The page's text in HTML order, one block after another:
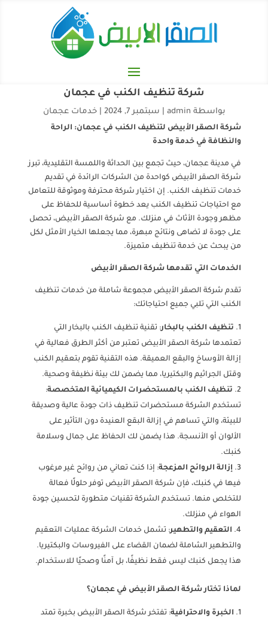
شركة تنظيف الكنب في عجمان
بواسطة admin سبتمبر 7, 2024 |خدمات عجمان
شركة الصقر الأبيض لتنظيف الكنب في عجمان: الراحة
والنظافة في خدمة واحدة
في مدينة عجمان، حيث تجمع بين الحداثة واللمسة التقليدية، تبرز
شركة الصقر الأبيض كواحدة من الشركات الرائدة في تقديم
خدمات تنظيف الكنب. إن اختيار شركة محترفة وموثوقة للتعامل
مع احتياجات تنظيف الكنب يعد خطوة أساسية للحفاظ على
مظهر وجودة الأثاث في منزلك. مع شركة الصقر الأبيض، تحصل
على جودة لا تضاهى ونتائج مبهرة، مما يجعلها الخيار الأمثل لكل
من يبحث عن خدمة تنظيف متميزة.
الخدمات التي تقدمها شركة الصقر الأبيض
تقدم شركة الصقر الأبيض مجموعة شاملة من خدمات تنظيف
الكنب التي تلبي جميع احتياجاتك:
تنظيف الكنب بالبخار: تقنية تنظيف الكنب بالبخار التي
تعتمدها شركة الصقر الأبيض تعتبر من أكثر الطرق فعالية في
إزالة الأوساخ والبقع العميقة. هذه التقنية تقوم بتعقيم الكنب
وقتل الجراثيم والبكتيريا، مما يضمن لك بيئة نظيفة وصحية.
تنظيف الكنب بالمستحضرات الكيميائية المتخصصة:
تستخدم الشركة مستحضرات تنظيف ذات جودة عالية وصديقة
للبيئة، والتي تساهم في إزالة البقع العنيدة دون التأثير على
الألوان أو الأنسجة. هذا يضمن لك الحفاظ على جمال وسلامة
كنبك.
إزالة الروائح المزعجة: إذا كنت تعاني من روائح غير مرغوب
فيها في كنبك، فإن شركة الصقر الأبيض توفر حلولًا فعالة
للتخلص منها. تستخدم الشركة تقنيات متطورة لتحسين جودة
الهواء في منزلك.
التعقيم والتطهير: تشمل خدمات الشركة عمليات التعقيم
والتطهير الشاملة لضمان القضاء على الفيروسات والبكتيريا.
هذا يجعل كنبك ليس فقط نظيفًا، بل آمنًا وصحيًا للاستخدام.
لماذا تختار شركة الصقر الأبيض في عجمان؟
الخبرة والاحترافية: تفتخر شركة الصقر الأبيض بخبرة تمتد